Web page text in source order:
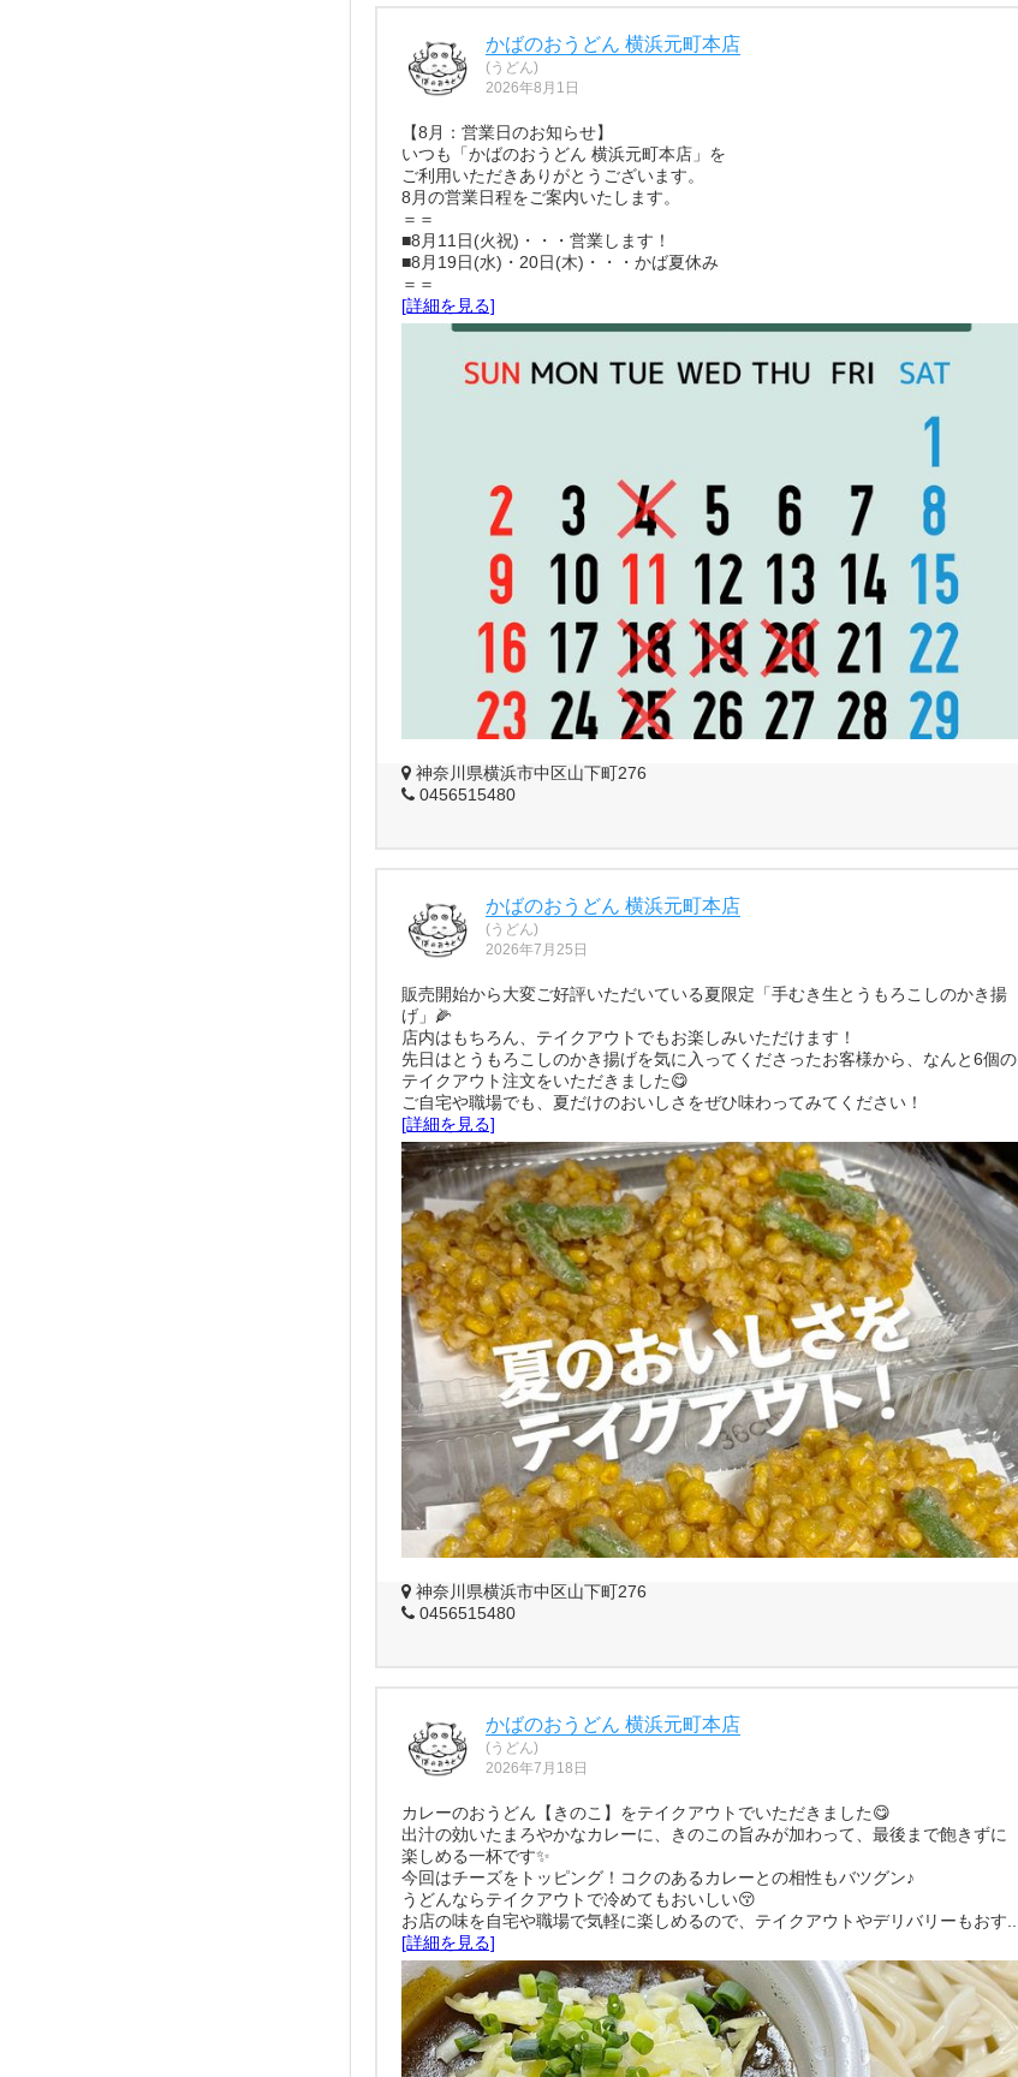
かばのおうどん 横浜元町本店
(うどん)
2026年8月1日
【8月：営業日のお知らせ】
いつも「かばのおうどん 横浜元町本店」を
ご利用いただきありがとうございます。
8月の営業日程をご案内いたします。
＝＝
■8月11日(火祝)・・・営業します！
■8月19日(水)・20日(木)・・・かば夏休み
＝＝
[詳細を見る]
神奈川県横浜市中区山下町276
0456515480
かばのおうどん 横浜元町本店
(うどん)
2026年7月25日
販売開始から大変ご好評いただいている夏限定「手むき生とうもろこしのかき揚
げ」🌽
店内はもちろん、テイクアウトでもお楽しみいただけます！
先日はとうもろこしのかき揚げを気に入ってくださったお客様から、なんと6個の
テイクアウト注文をいただきました😋
ご自宅や職場でも、夏だけのおいしさをぜひ味わってみてください！
[詳細を見る]
神奈川県横浜市中区山下町276
0456515480
かばのおうどん 横浜元町本店
(うどん)
2026年7月18日
カレーのおうどん【きのこ】をテイクアウトでいただきました😋
出汁の効いたまろやかなカレーに、きのこの旨みが加わって、最後まで飽きずに
楽しめる一杯です✨
今回はチーズをトッピング！コクのあるカレーとの相性もバツグン♪
うどんならテイクアウトで冷めてもおいしい😚
お店の味を自宅や職場で気軽に楽しめるので、テイクアウトやデリバリーもおす...
[詳細を見る]